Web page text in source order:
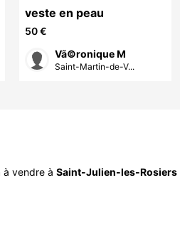
veste en peau
50 €
Vã©ronique M
Saint-Martin-de-V...
à vendre à Saint-Julien-les-Rosiers